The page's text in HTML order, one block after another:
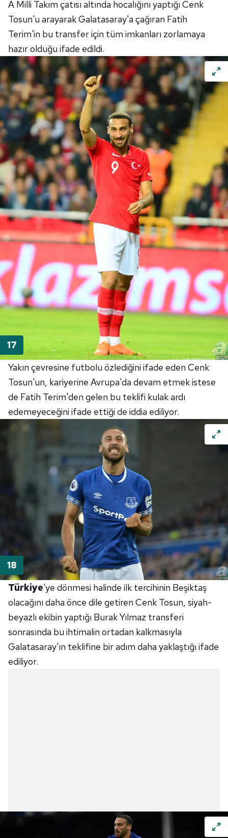
A Milli Takım çatısı altında hocalığını yaptığı Cenk
Tosun'u arayarak Galatasaray'a çağıran Fatih
Terim'in bu transfer için tüm imkanları zorlamaya
hazır olduğu ifade edildi.
Yakın çevresine futbolu özlediğini ifade eden Cenk
Tosun'un, kariyerine Avrupa'da devam etmek istese
de Fatih Terim'den gelen bu teklifi kulak ardı
edemeyeceğini ifade ettiği de iddia ediliyor.
Türkiye'ye dönmesi halinde ilk tercihinin Beşiktaş
olacağını daha önce dile getiren Cenk Tosun, siyah-
beyazlı ekibin yaptığı Burak Yılmaz transferi
sonrasında bu ihtimalin ortadan kalkmasıyla
Galatasaray'ın teklifine bir adım daha yaklaştığı ifade
ediliyor.